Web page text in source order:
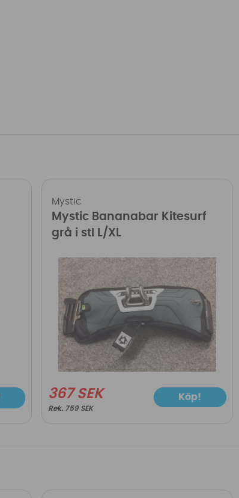
Mystic
Mystic Bananabar Kitesurf
grå i stl L/XL
367 SEK
759 SEK
Köp!